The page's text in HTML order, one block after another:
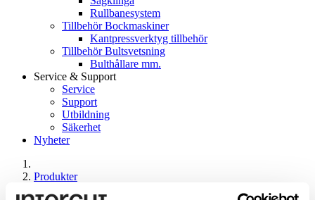
Rullbanesystem
Tillbehör Bockmaskiner
Kantpressverktyg tillbehör
Tillbehör Bultsvetsning
Bulthållare mm.
Service & Support
Service
Support
Utbildning
Säkerhet
Nyheter
Produkter